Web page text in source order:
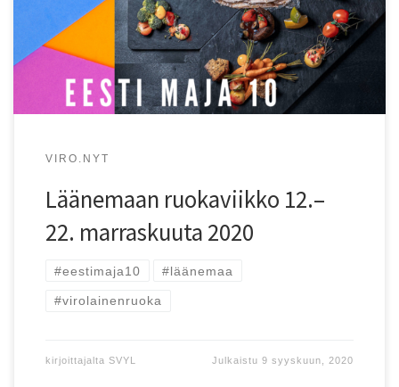
paikallisen ruuan.
VIRO.NYT
Läänemaan ruokaviikko 12.–
22. marraskuuta 2020
#eestimaja10 #läänemaa
#virolainenruoka
kirjoittajalta SVYL Julkaistu9 syyskuun, 2020